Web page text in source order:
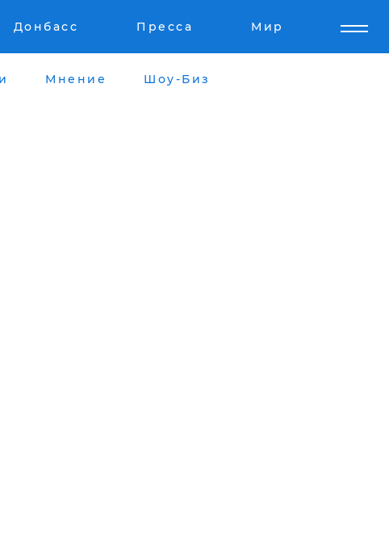
Донбасс Пресса Мир
Мнение Шоу-Биз